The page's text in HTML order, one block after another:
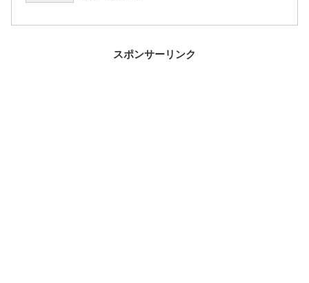
スポンサーリンク